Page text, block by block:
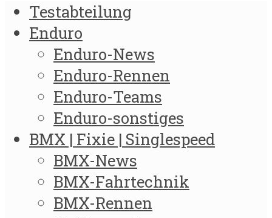
Testabteilung
Enduro
Enduro-News
Enduro-Rennen
Enduro-Teams
Enduro-sonstiges
BMX | Fixie | Singlespeed
BMX-News
BMX-Fahrtechnik
BMX-Rennen